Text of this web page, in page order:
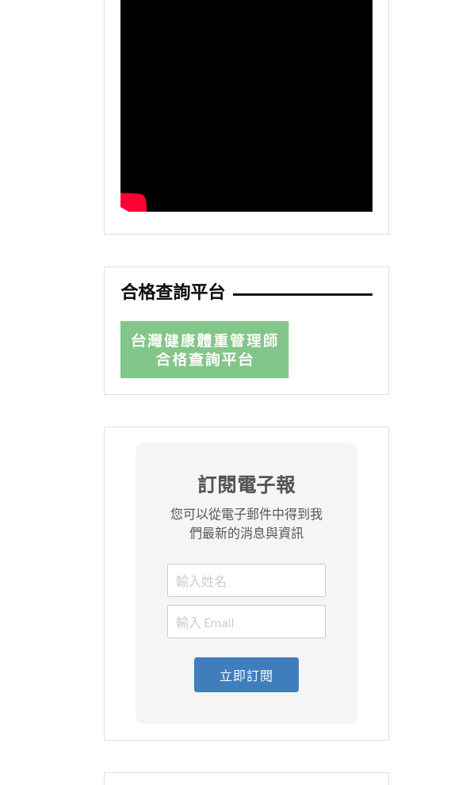
合格查詢平台
訂閱電子報
您可以從電子郵件中得到我
們最新的消息與資訊
立即訂閱